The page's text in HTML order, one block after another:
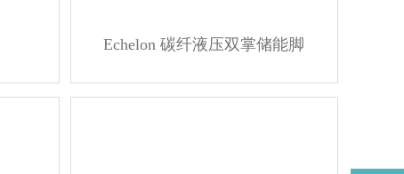
Echelon 碳纤液压双掌储能脚